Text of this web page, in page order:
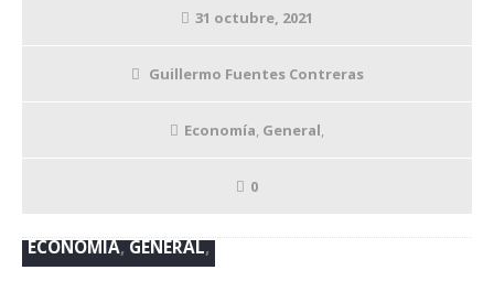
31 octubre, 2021
Guillermo Fuentes Contreras
Economía, General,
0
ECONOMÍA,GENERAL,